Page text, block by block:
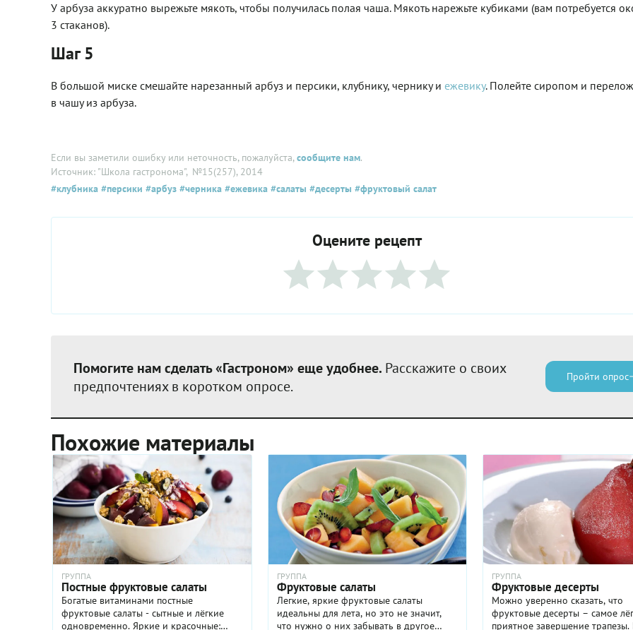
У арбуза аккуратно вырежьте мякоть, чтобы получилась полая чаша. Мякоть нарежьте кубиками (вам потребуется
3 стаканов).
Шаг 5
В большой миске смешайте нарезанный арбуз и персики, клубнику, чернику и ежевику. Полейте сиропом и
в чашу из арбуза.
Если вы заметили ошибку или неточность, пожалуйста,сообщите нам.
Источник: "Школа гастронома", №15(257), 2014
#клубника #персики #арбуз #черника #ежевика #салаты #десерты #фруктовый салат
Оцените рецепт
Помогите нам сделать «Гастроном» еще удобнее. Расскажите о своих
предпочтениях в коротком опросе.
Пройти опрос
Похожие материалы
ГРУППА
Постные фруктовые салаты
Богатые витаминами постные
фруктовые салаты - сытные и лёгкие
одновременно. Яркие и красочные:
ГРУППА
Фруктовые салаты
Легкие, яркие фруктовые салаты
идеальны для лета, но это не значит,
что нужно о них забывать в другое
ГРУППА
Фруктовые десерты
Можно уверенно сказать, что
фруктовые десерты – самое
приятное завершение